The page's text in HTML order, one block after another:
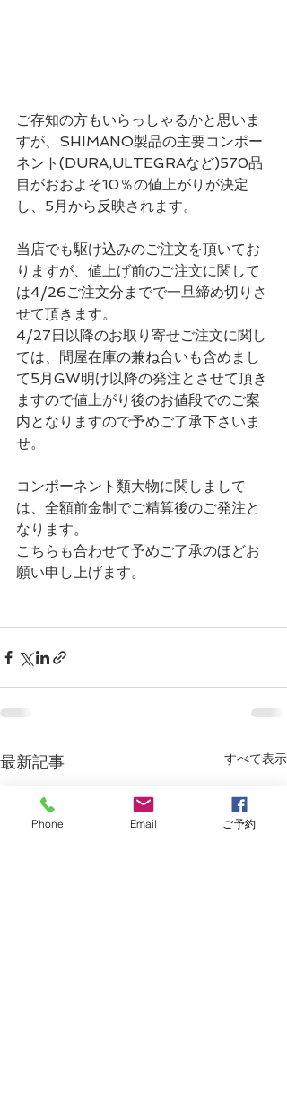
ご存知の方もいらっしゃるかと思いま
すが、SHIMANO製品の主要コンポー
ネント(DURA,ULTEGRAなど)570品
目がおおよそ10％の値上がりが決定
し、5月から反映されます。
当店でも駆け込みのご注文を頂いてお
りますが、値上げ前のご注文に関して
は4/26ご注文分までで一旦締め切りさ
せて頂きます。
4/27日以降のお取り寄せご注文に関し
ては、問屋在庫の兼ね合いも含めまし
て5月GW明け以降の発注とさせて頂き
ますので値上がり後のお値段でのご案
内となりますので予めご了承下さいま
せ。
コンポーネント類大物に関しまして
は、全額前金制でご精算後のご発注と
なります。
こちらも合わせて予めご了承のほどお
願い申し上げます。
最新記事 すべて表示
Phone Email ご予約